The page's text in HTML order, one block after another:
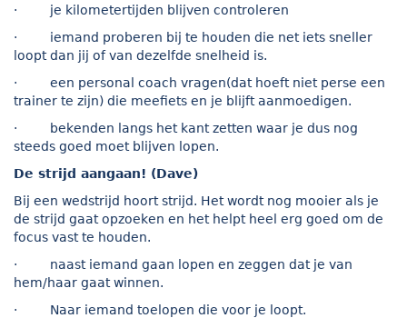
· je kilometertijden blijven controleren
· iemand proberen bij te houden die net iets sneller
loopt dan jij of van dezelfde snelheid is.
· een personal coach vragen(dat hoeft niet perse een
trainer te zijn) die meefiets en je blijft aanmoedigen.
· bekenden langs het kant zetten waar je dus nog
steeds goed moet blijven lopen.
De strijd aangaan! (Dave)
Bij een wedstrijd hoort strijd. Het wordt nog mooier als je
de strijd gaat opzoeken en het helpt heel erg goed om de
focus vast te houden.
· naast iemand gaan lopen en zeggen dat je van
hem/haar gaat winnen.
· Naar iemand toelopen die voor je loopt.